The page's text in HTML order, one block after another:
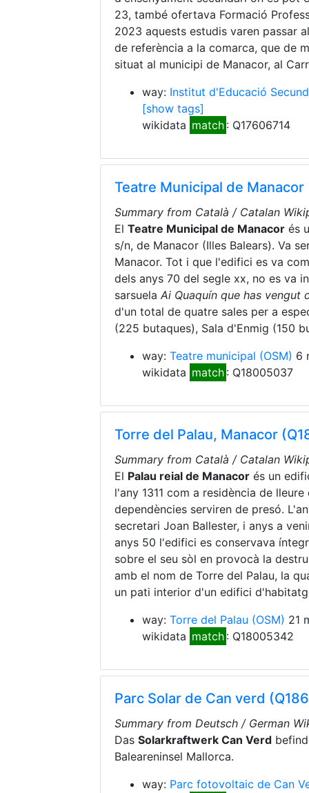
23, també ofertava Formació
2023 aquests estudis varen passar
de referència a la comarca, que de
situat al municipi de Manacor, al
way: Institut d'Educació
[show tags]
wikidata match : Q17606714
Teatre Municipal de
Summary from Català / Catalan
El Teatre Municipal de Manacor és
s/n, de Manacor (Illes Balears). Va
Manacor. Tot i que l'edifici es va
dels anys 70 del segle xx, no es va
sarsuela Ai Quaquín que has vengut
d'un total de quatre sales per a
(225 butaques), Sala d'Enmig (150
way: Teatre municipal (OSM) 6
wikidata match : Q18005037
Torre del Palau, Manacor
Summary from Català / Catalan
El Palau reial de Manacor és un
l'any 1311 com a residència de
dependències serviren de presó.
secretari Joan Ballester, i anys a
anys 50 l'edifici es conservava
sobre el seu sòl en provocà la
amb el nom de Torre del Palau, la
un pati interior d'un edifici
way: Torre del Palau (OSM) 21
wikidata match : Q18005342
Parc Solar de Can verd
Summary from Deutsch / German
Das Solarkraftwerk Can Verd
Baleareninsel Mallorca.
way: Parc fotovoltaic de Can